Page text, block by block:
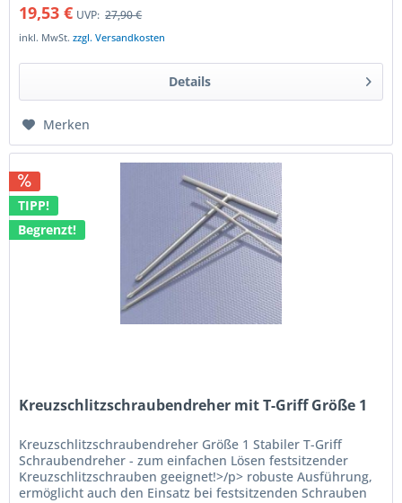
19,53 € UVP: 27,90 €
inkl. MwSt.zzgl. Versandkosten
Details
Merken
TIPP!
Begrenzt!
Kreuzschlitzschraubendreher mit T-Griff Größe 1
Kreuzschlitzschraubendreher Größe 1 Stabiler T-Griff
Schraubendreher - zum einfachen Lösen festsitzender
Kreuzschlitzschrauben geeignet!>/p> robuste Ausführung,
ermöglicht auch den Einsatz bei festsitzenden Schrauben